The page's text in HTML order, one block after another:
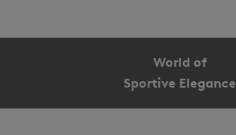
World of
Sportive Elegance